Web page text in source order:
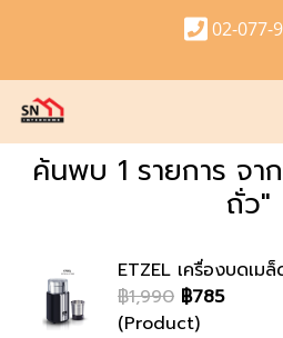
02-077-
ค้นพบ 1 รายการ จา
ถั่ว"
ETZEL เครื่องบดเม
฿1,990 ฿785
(Product)